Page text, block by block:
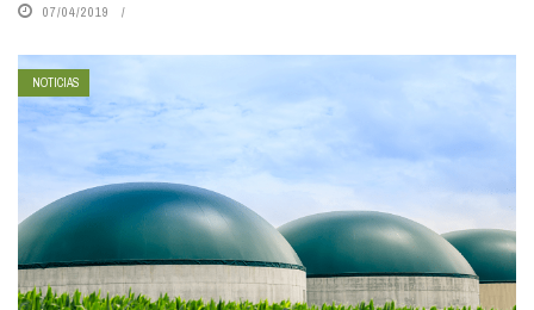
07/04/2019
NOTICIAS